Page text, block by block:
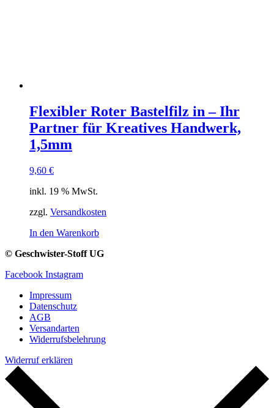
Flexibler Roter Bastelfilz in – Ihr
Partner für Kreatives Handwerk,
1,5mm
9,60 €
inkl. 19 % MwSt.
zzgl. Versandkosten
In den Warenkorb
© Geschwister-Stoff UG
Facebook Instagram
Impressum
Datenschutz
AGB
Versandarten
Widerrufsbelehrung
Widerruf erklären